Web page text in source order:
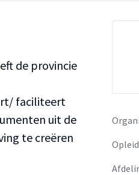
de provincie
faciliteert
uit de
te creëren